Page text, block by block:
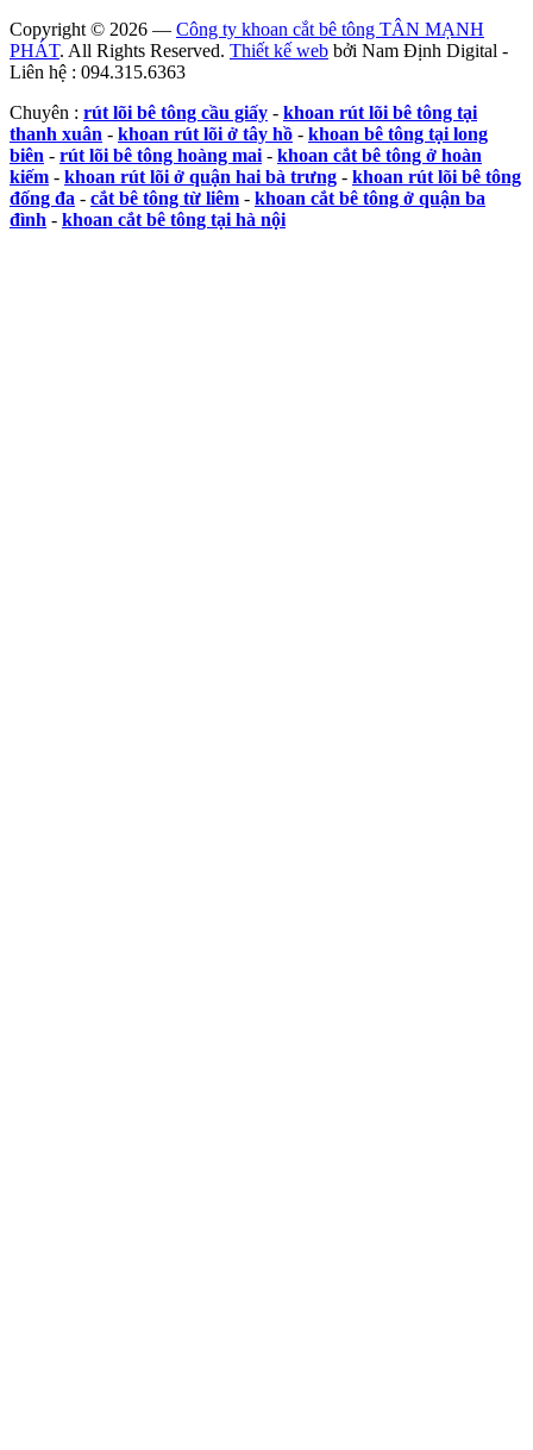
Copyright © 2026 — Công ty khoan cắt bê tông TÂN MẠNH
PHÁT. All Rights Reserved. Thiết kế web bởi Nam Định Digital -
Liên hệ : 094.315.6363
Chuyên : rút lõi bê tông cầu giấy - khoan rút lõi bê tông tại
thanh xuân - khoan rút lõi ở tây hồ - khoan bê tông tại long
biên - rút lõi bê tông hoàng mai - khoan cắt bê tông ở hoàn
kiếm - khoan rút lõi ở quận hai bà trưng - khoan rút lõi bê tông
đống đa - cắt bê tông từ liêm - khoan cắt bê tông ở quận ba
đình - khoan cắt bê tông tại hà nội